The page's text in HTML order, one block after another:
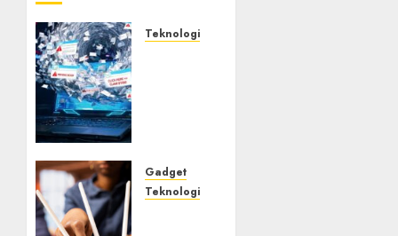
Teknologi
Microsoft
365
Gadget
Teknologi